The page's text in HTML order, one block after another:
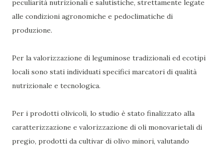
peculiarità nutrizionali e salutistiche, strettamente legate
alle condizioni agronomiche e pedoclimatiche di
produzione.
Per la valorizzazione di leguminose tradizionali ed ecotipi
locali sono stati individuati specifici marcatori di qualità
nutrizionale e tecnologica.
Per i prodotti olivicoli, lo studio è stato finalizzato alla
caratterizzazione e valorizzazione di oli monovarietali di
pregio, prodotti da cultivar di olivo minori, valutando